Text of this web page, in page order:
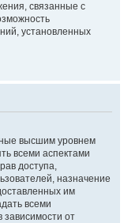
связанные с
установленных
высшим уровнем
всеми аспектами
доступа,
назначение
им
всеми
от